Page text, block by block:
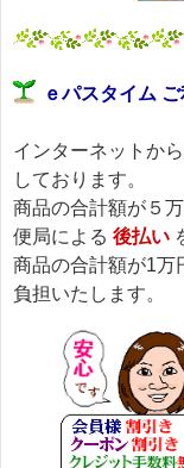
ｅパスタイム
インターネットか
しております。
商品の合計額が５
便局による 後払い
商品の合計額が1万
負担いたします。